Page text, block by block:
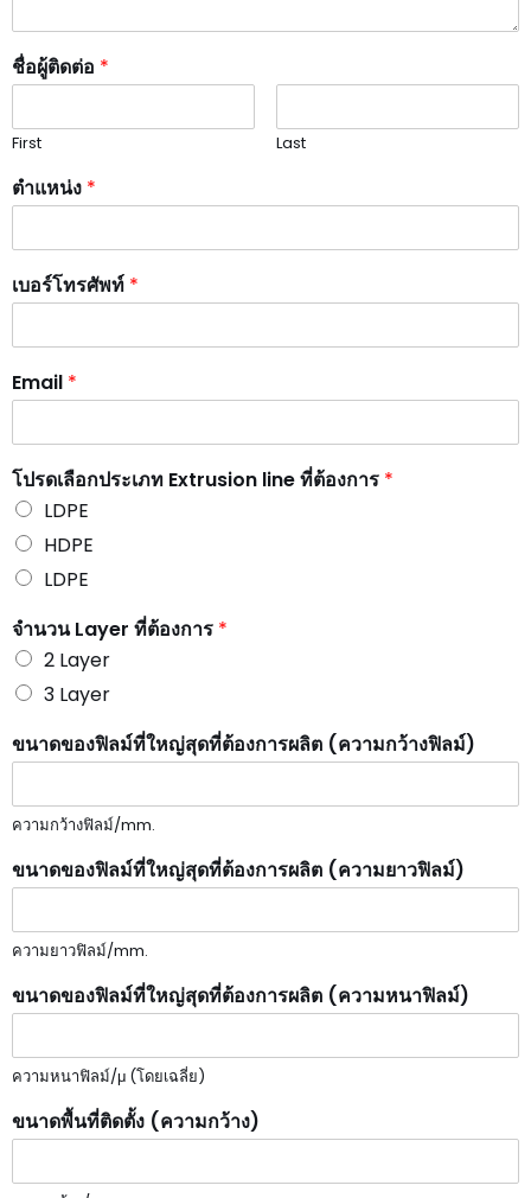
ชื่อผู้ติดต่อ *
First Last
ตำแหน่ง *
เบอร์โทรศัพท์ *
Email *
โปรดเลือกประเภท Extrusion line ที่ต้องการ *
LDPE
HDPE
LDPE
จำนวน Layer ที่ต้องการ *
2 Layer
3 Layer
ขนาดของฟิลม์ที่ใหญ่สุดที่ต้องการผลิต (ความกว้างฟิลม์)
ความกว้างฟิลม์/mm.
ขนาดของฟิลม์ที่ใหญ่สุดที่ต้องการผลิต (ความยาวฟิลม์)
ความยาวฟิลม์/mm.
ขนาดของฟิลม์ที่ใหญ่สุดที่ต้องการผลิต (ความหนาฟิลม์)
ความหนาฟิลม์/μ (โดยเฉลี่ย)
ขนาดพื้นที่ติดตั้ง (ความกว้าง)